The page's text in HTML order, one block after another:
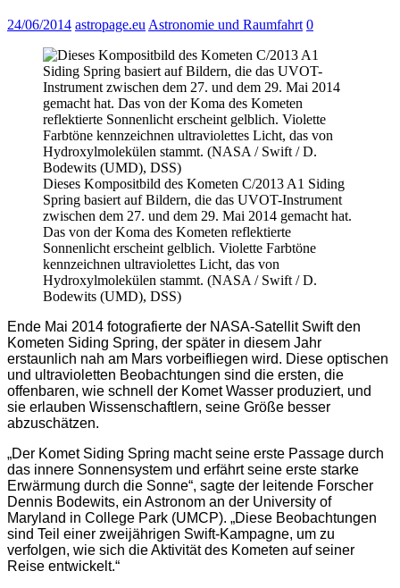
24/06/2014 astropage.eu Astronomie und Raumfahrt 0
Dieses Kompositbild des Kometen C/2013 A1 Siding
Spring basiert auf Bildern, die das UVOT-Instrument
zwischen dem 27. und dem 29. Mai 2014 gemacht hat.
Das von der Koma des Kometen reflektierte
Sonnenlicht erscheint gelblich. Violette Farbtöne
kennzeichnen ultraviolettes Licht, das von
Hydroxylmolekülen stammt. (NASA / Swift / D.
Bodewits (UMD), DSS)
Ende Mai 2014 fotografierte der NASA-Satellit Swift den
Kometen Siding Spring, der später in diesem Jahr
erstaunlich nah am Mars vorbeifliegen wird. Diese optischen
und ultravioletten Beobachtungen sind die ersten, die
offenbaren, wie schnell der Komet Wasser produziert, und
sie erlauben Wissenschaftlern, seine Größe besser
abzuschätzen.
„Der Komet Siding Spring macht seine erste Passage durch
das innere Sonnensystem und erfährt seine erste starke
Erwärmung durch die Sonne“, sagte der leitende Forscher
Dennis Bodewits, ein Astronom an der University of
Maryland in College Park (UMCP). „Diese Beobachtungen
sind Teil einer zweijährigen Swift-Kampagne, um zu
verfolgen, wie sich die Aktivität des Kometen auf seiner
Reise entwickelt.“